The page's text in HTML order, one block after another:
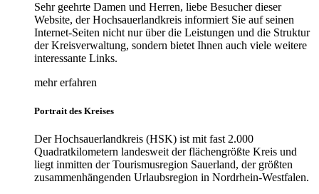
Sehr geehrte Damen und Herren, liebe Besucher dieser
Website, der Hochsauerlandkreis informiert Sie auf seinen
Internet-Seiten nicht nur über die Leistungen und die Struktur
der Kreisverwaltung, sondern bietet Ihnen auch viele weitere
interessante Links.
mehr erfahren
Portrait des Kreises
Der Hochsauerlandkreis (HSK) ist mit fast 2.000
Quadratkilometern landesweit der flächengrößte Kreis und
liegt inmitten der Tourismusregion Sauerland, der größten
zusammenhängenden Urlaubsregion in Nordrhein-Westfalen.